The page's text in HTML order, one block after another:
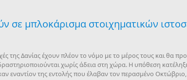
σε μπλοκάρισμα στοιχηματικών
της Δανίας έχουν πλέον το νόμο με το μέρος τους και θα
χωρίς άδεια στη χώρα. Η υπόθεση
εναντίον της εντολής που έλαβαν τον περασμένο